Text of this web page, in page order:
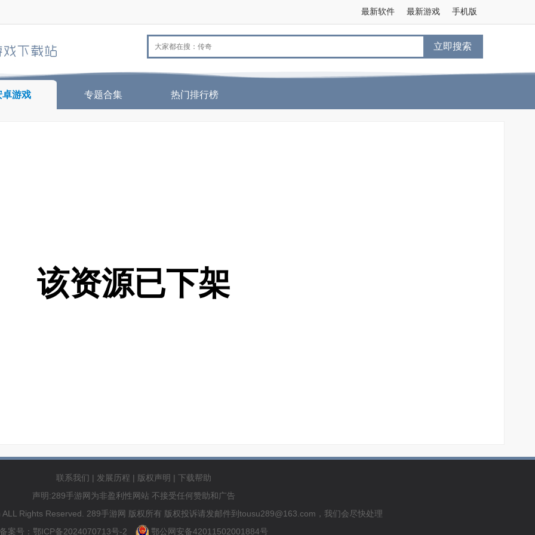
手机版
最新游戏
最新软件
立即搜索
卓游戏 专题合集 热门排行榜
该资源已下架
联系我们 | 发展历程 | 版权声明 | 下载帮助
声明:289手游网为非盈利性网站 不接受任何赞助和广告
Rights Reserved. 289手游网 版权所有 版权投诉请发邮件到tousu289@163.com，我们会尽快处理
备案号：鄂ICP备2024070713号-2
鄂公网安备42011502001884号